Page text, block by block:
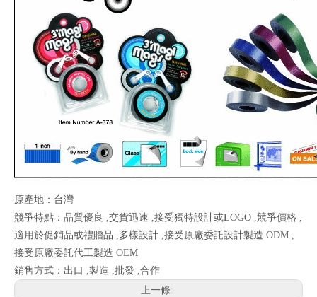
原產地：台灣
競爭特點：品質優良 ,交貨迅速 ,接受獨特設計或LOGO ,競爭價格 ,
適用於促銷品或禮贈品 ,多樣設計 ,接受原廠委託設計製造 ODM ,
接受原廠委託代工製造 OEM
銷售方式：出口 ,製造 ,批發 ,合作
上一條: